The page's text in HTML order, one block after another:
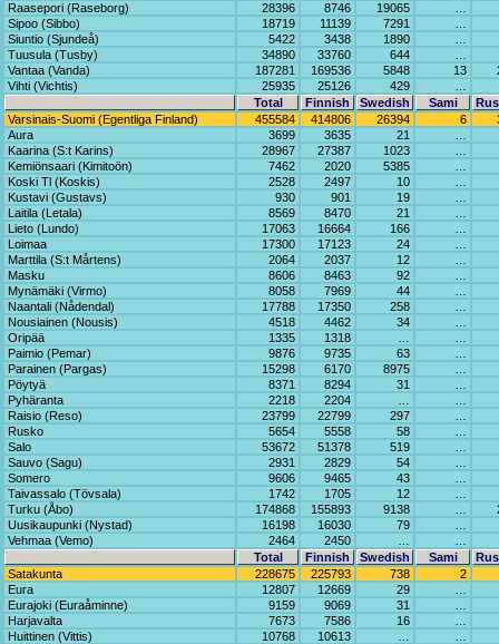
Raasepori (Raseborg)
28396 8746 19065
Sipoo (Sibbo)
18719 11139 7291
Siuntio (Sjundeå)
5422 3438 1890
Tuusula (Tusby)
34890 33760 644
Vantaa (Vanda)
187281 169536 5848 13
Vihti (Vichtis)
25935 25126 429
Total
Finnish Swedish Sami
Varsinais-Suomi (Egentliga Finland)
455584 414806 26394 6
Aura
3699 3635 21
Kaarina (S:t Karins)
28967 27387 1023
Kemiönsaari (Kimitoön)
7462 2020 5385
Koski Tl (Koskis)
2528 2497 10
Kustavi (Gustavs)
930 901 19
Laitila (Letala)
8569 8470 21
Lieto (Lundo)
17063 16664 166
Loimaa
17300 17123 24
Marttila (S:t Mårtens)
2064 2037 12
Masku
8606 8463 92
Mynämäki (Virmo)
8058 7969 44
Naantali (Nådendal)
17788 17350 258
Nousiainen (Nousis)
4518 4462 34
Oripää
1335 1318
Paimio (Pemar)
9876 9735 63
Parainen (Pargas)
15298 6170 8975
Pöytyä
8371 8294 31
Pyhäranta
2218 2204
Raisio (Reso)
23799 22799 297
Rusko
5654 5558 58
Salo
53672 51378 519
Sauvo (Sagu)
2931 2829 54
Somero
9606 9465 43
Taivassalo (Tövsala)
1742 1705 12
Turku (Åbo)
174868 155893 9138
Uusikaupunki (Nystad)
16198 16030 79
Vehmaa (Vemo)
2464 2450
Total
Finnish Swedish Sami
Satakunta
228675 225793 738
2
Eura
12807 12669 29
Eurajoki (Euraåminne)
9159 9069 31
Harjavalta
7673 7586 16
Huittinen (Vittis)
10768 10613